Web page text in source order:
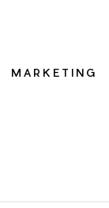
MARKETING